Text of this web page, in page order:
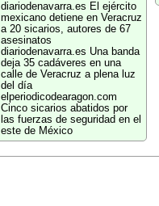
diariodenavarra.es El ejército
mexicano detiene en Veracruz
a 20 sicarios, autores de 67
asesinatos
diariodenavarra.es Una banda
deja 35 cadáveres en una
calle de Veracruz a plena luz
del día
elperiodicodearagon.com
Cinco sicarios abatidos por
las fuerzas de seguridad en el
este de México